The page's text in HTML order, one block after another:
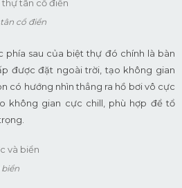
cổ điển
sau của biệt thự đó chính là bàn
được đặt ngoài trời, tạo không gian
có hướng nhìn thẳng ra hồ bơi vô cực
không gian cực chill, phù hợp để tổ
biển